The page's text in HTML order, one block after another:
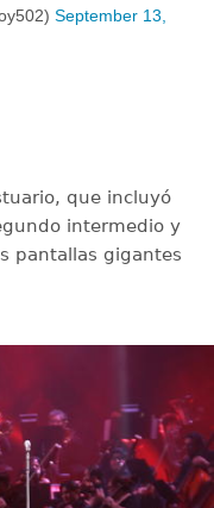
September 13,
que incluyó
intermedio y
pantallas gigantes